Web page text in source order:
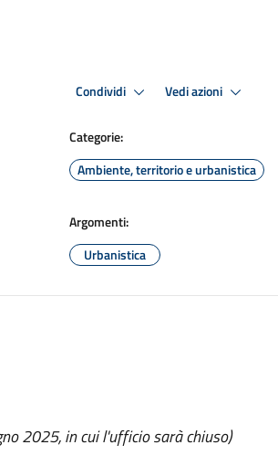
Condividi Vedi azioni
Categorie:
Ambiente, territorio e urbanistica
Argomenti:
Urbanistica
2025, in cui l'ufficio sarà chiuso)